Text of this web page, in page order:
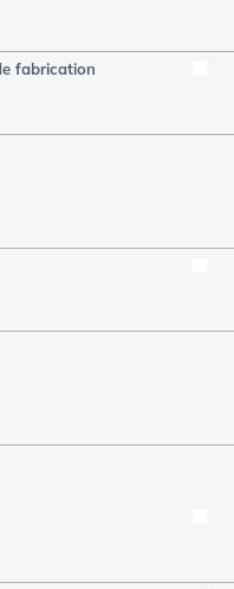
fabrication